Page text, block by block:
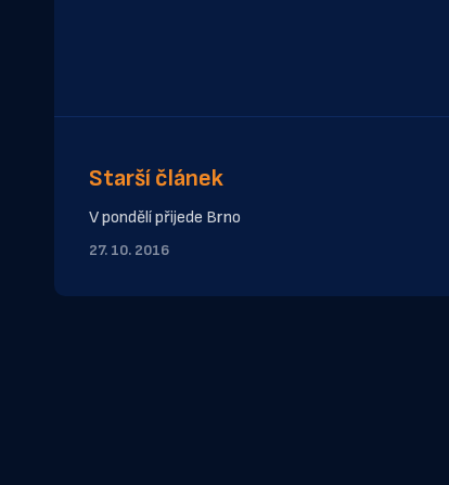
Starší článek
V pondělí přijede Brno
27. 10. 2016